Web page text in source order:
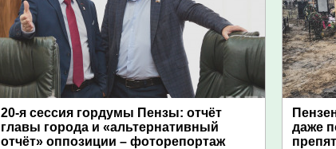
20-я сессия гордумы Пензы: отчёт
главы города и «альтернативный
отчёт» оппозиции – фоторепортаж
даже